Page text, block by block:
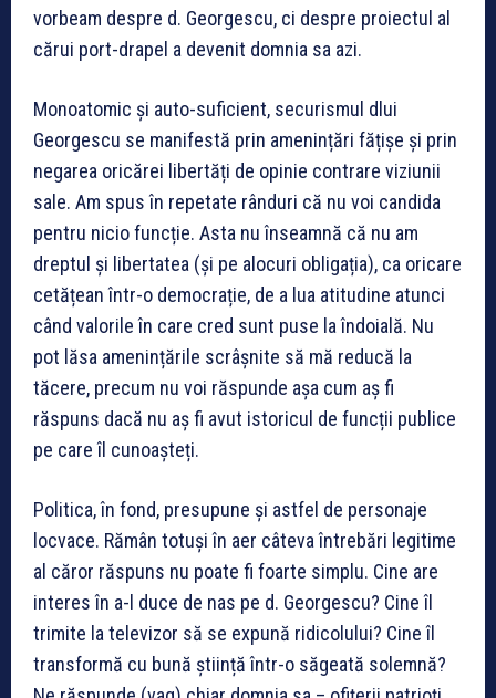
vorbeam despre d. Georgescu, ci despre proiectul al
cărui port-drapel a devenit domnia sa azi.
Monoatomic și auto-suficient, securismul dlui
Georgescu se manifestă prin amenințări fățișe și prin
negarea oricărei libertăți de opinie contrare viziunii
sale. Am spus în repetate rânduri că nu voi candida
pentru nicio funcție. Asta nu înseamnă că nu am
dreptul și libertatea (și pe alocuri obligația), ca oricare
cetățean într-o democrație, de a lua atitudine atunci
când valorile în care cred sunt puse la îndoială. Nu
pot lăsa amenințările scrâșnite să mă reducă la
tăcere, precum nu voi răspunde așa cum aș fi
răspuns dacă nu aș fi avut istoricul de funcții publice
pe care îl cunoașteți.
Politica, în fond, presupune și astfel de personaje
locvace. Rămân totuși în aer câteva întrebări legitime
al căror răspuns nu poate fi foarte simplu. Cine are
interes în a-l duce de nas pe d. Georgescu? Cine îl
trimite la televizor să se expună ridicolului? Cine îl
transformă cu bună știință într-o săgeată solemnă?